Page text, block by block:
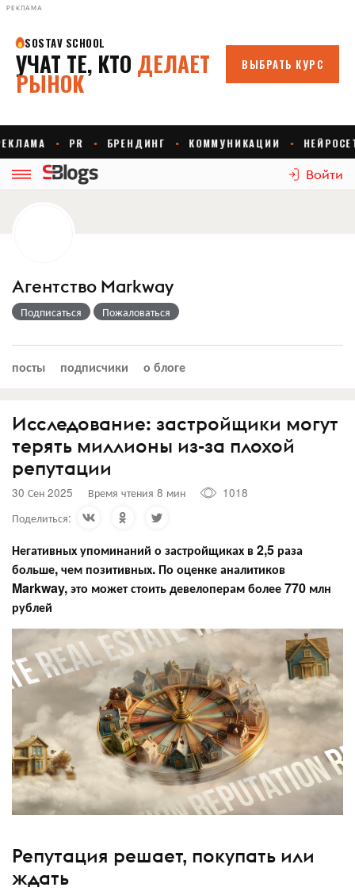
РЕКЛАМА
Войти
Агентство Markway
Подписаться Пожаловаться
посты подписчики о блоге
Исследование: застройщики могут
терять миллионы из-за плохой
репутации
30 Сен 2025 Время чтения 8 мин
1018
Поделиться:
Негативных упоминаний о застройщиках в 2,5 раза
больше, чем позитивных. По оценке аналитиков
Markway, это может стоить девелоперам более 770 млн
рублей
Репутация решает, покупать или
ждать